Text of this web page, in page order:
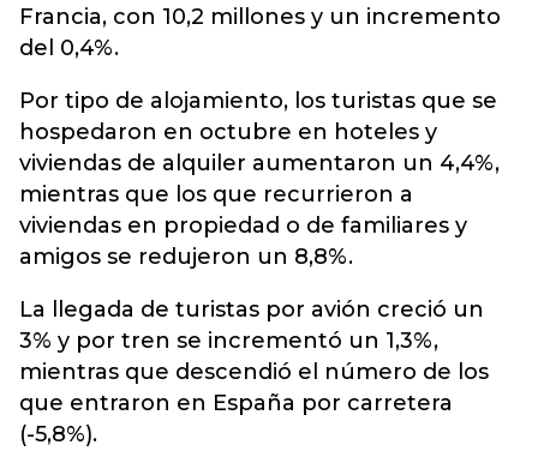
Francia, con 10,2 millones y un incremento
del 0,4%.
Por tipo de alojamiento, los turistas que se
hospedaron en octubre en hoteles y
viviendas de alquiler aumentaron un 4,4%,
mientras que los que recurrieron a
viviendas en propiedad o de familiares y
amigos se redujeron un 8,8%.
La llegada de turistas por avión creció un
3% y por tren se incrementó un 1,3%,
mientras que descendió el número de los
que entraron en España por carretera
(-5,8%).